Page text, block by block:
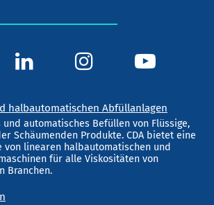
halbautomatischen Abfüllanlagen
automatisches Befüllen von Flüssige,
Schäumenden Produkte. CDA bietet eine
von linearen halbautomatischen und
für alle Viskositäten von
Branchen.